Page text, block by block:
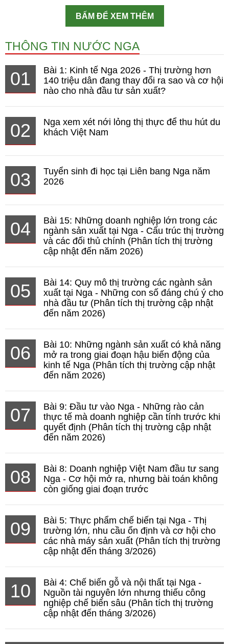
BẤM ĐỂ XEM THÊM
THÔNG TIN NƯỚC NGA
01
Bài 1: Kinh tế Nga 2026 - Thị trường hơn
140 triệu dân đang thay đổi ra sao và cơ hội
nào cho nhà đầu tư sản xuất?
02
Nga xem xét nới lỏng thị thực để thu hút du
khách Việt Nam
03
Tuyển sinh đi học tại Liên bang Nga năm
2026
04
Bài 15: Những doanh nghiệp lớn trong các
ngành sản xuất tại Nga - Cấu trúc thị trường
và các đối thủ chính (Phân tích thị trường
cập nhật đến năm 2026)
05
Bài 14: Quy mô thị trường các ngành sản
xuất tại Nga - Những con số đáng chú ý cho
nhà đầu tư (Phân tích thị trường cập nhật
đến năm 2026)
06
Bài 10: Những ngành sản xuất có khả năng
mở ra trong giai đoạn hậu biến động của
kinh tế Nga (Phân tích thị trường cập nhật
đến năm 2026)
07
Bài 9: Đầu tư vào Nga - Những rào cản
thực tế mà doanh nghiệp cần tính trước khi
quyết định (Phân tích thị trường cập nhật
đến năm 2026)
08
Bài 8: Doanh nghiệp Việt Nam đầu tư sang
Nga - Cơ hội mở ra, nhưng bài toán không
còn giống giai đoạn trước
09
Bài 5: Thực phẩm chế biến tại Nga - Thị
trường lớn, nhu cầu ổn định và cơ hội cho
các nhà máy sản xuất (Phân tích thị trường
cập nhật đến tháng 3/2026)
10
Bài 4: Chế biến gỗ và nội thất tại Nga -
Nguồn tài nguyên lớn nhưng thiếu công
nghiệp chế biến sâu (Phân tích thị trường
cập nhật đến tháng 3/2026)